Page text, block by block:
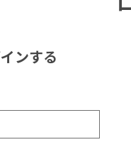
ンする